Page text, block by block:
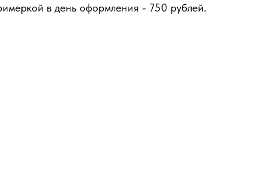
в день оформления - 750 рублей.